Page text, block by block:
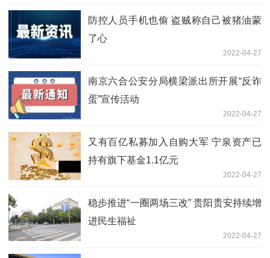
防控人员手机也偷 盗贼称自己被猪油蒙
了心
2022-04-27
南京六合公安分局横梁派出所开展“反诈
蛋”宣传活动
2022-04-27
又有百亿私募加入自购大军 宁泉资产已
持有旗下基金1.1亿元
2022-04-27
稳步推进“一圈两场三改” 贵阳贵安持续增
进民生福祉
2022-04-27